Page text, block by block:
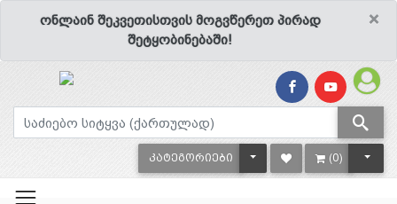
×
ონლაინ შეკვეთისთვის მოგვწერეთ პირად
შეტყობინებაში!
ᲙᲐᲢᲔᲒᲝᲠᲘᲔᲑᲘ TOGGLE DROPDOWN
(0)